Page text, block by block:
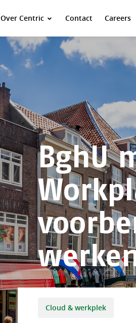
Over Centric Contact Careers
BghU
Cloud & werkplek